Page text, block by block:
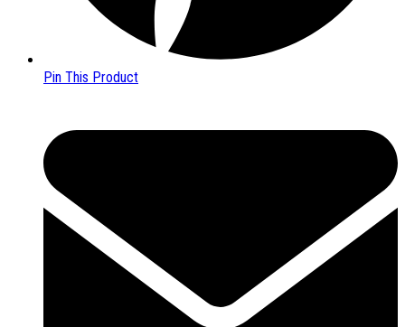
Pin This Product
new
window